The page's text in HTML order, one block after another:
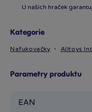
U našich hraček
Kategorie
Nafukovačky Alltoys
Parametry produktu
EAN